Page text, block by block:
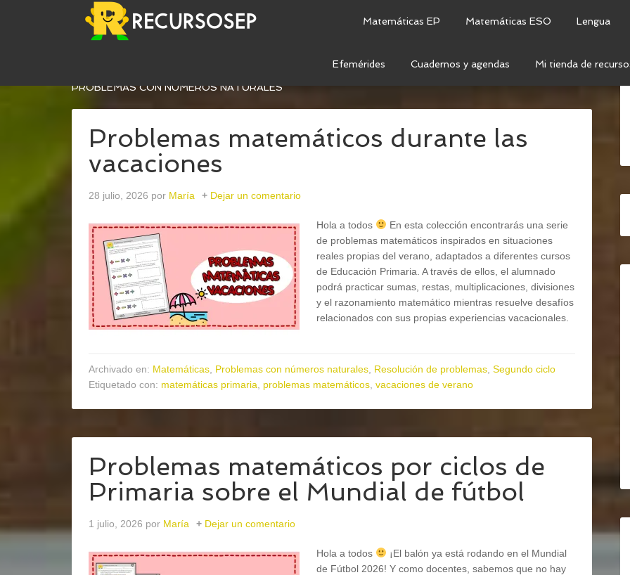
Matemáticas EP Matemáticas ESO Lengua
Efemérides Cuadernos y agendas Mi tienda de
RESOLUCIÓN DE PROBLEMAS
PROBLEMAS CON NÚMEROS NATURALES
Problemas matemáticos durante las
vacaciones
28 julio, 2026 por María Dejar un comentario
Hola a todos
En esta colección encontrarás una serie
de problemas matemáticos inspirados en situaciones
reales propias del verano, adaptados a diferentes cursos
de Educación Primaria. A través de ellos, el alumnado
podrá practicar sumas, restas, multiplicaciones, divisiones
y el razonamiento matemático mientras resuelve desafíos
relacionados con sus propias experiencias vacacionales.
Archivado en: Matemáticas Problemas con números naturales Resolución de problemas Segundo ciclo
Etiquetado con: matemáticas primaria problemas matemáticos vacaciones de verano
Problemas matemáticos por ciclos de
Primaria sobre el Mundial de fútbol
1 julio, 2026 por María Dejar un comentario
Hola a todos
¡El balón ya está rodando en el Mundial
de Fútbol 2026! Y como docentes, sabemos que no hay